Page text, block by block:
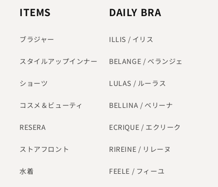
ITEMS
ブラジャー
スタイルアップインナー
ショーツ
コスメ＆ビューティ
RESERA
ストアフロント
水着
DAILY BRA
ILLIS / イリス
BELANGE / ベランジェ
LULAS / ルーラス
BELLINA / ベリーナ
ECRIQUE / エクリーク
RIREINE / リレーヌ
FEELE / フィーユ